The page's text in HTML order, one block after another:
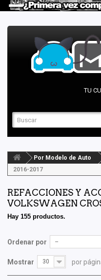
TU
Por Modelo de Auto
2016-2017
REFACCIONES Y
VOLKSWAGEN
Hay 155 productos.
Ordenar por --
Mostrar 30 por